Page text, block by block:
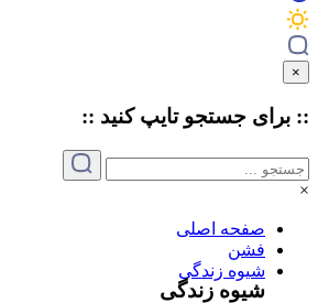
×
:: برای جستجو تایپکنید ::
×
صفحه اصلی
فشن
شیوه زندگی
شیوه زندگی